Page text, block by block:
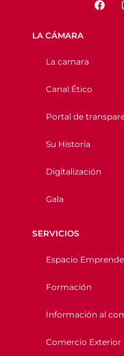
LA CÁMARA
La camara
Canal Ético
Portal de
Su Historia
Digitalización
Gala
SERVICIOS
Espacio
Formación
Información al
Comercio Exterior